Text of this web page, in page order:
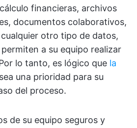
financieras, archivos
documentos colaborativos,
otro tipo de datos,
a su equipo realizar
lo tanto, es lógico que la
sea una prioridad para su
del proceso.
de su equipo seguros y